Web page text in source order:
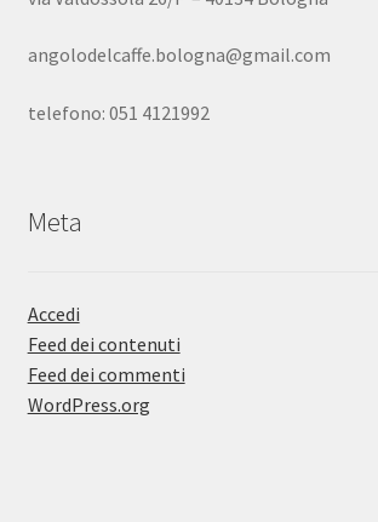
angolodelcaffe.bologna@gmail.com
telefono: 051 4121992
Meta
Accedi
Feed dei contenuti
Feed dei commenti
WordPress.org